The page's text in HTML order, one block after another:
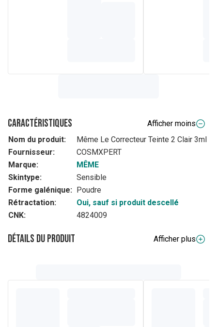
Caractéristiques
Afficher moins
Nom du produit:
Même Le Correcteur Teinte 2 Clair 3ml
Fournisseur:
COSMXPERT
Marque:
MÊME
Skintype:
Sensible
Forme galénique: Poudre
Rétractation:
Oui, sauf si produit descellé
CNK:
4824009
Détails du produit
Afficher plus
La teinte 2 est idéale pour les peaux claires et sensibles.